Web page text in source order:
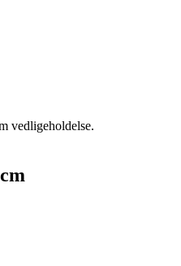
vedligeholdelse.